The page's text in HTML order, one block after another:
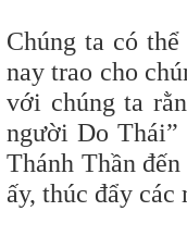
Chúng ta có
nay trao cho
với chúng ta
người Do Thái”
Thánh Thần
ấy, thúc đẩy